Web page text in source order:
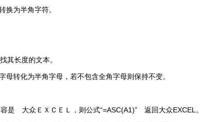
换为半角字符。
其长度的文本。
母转化为半角字母，若不包含全角字母则保持不变。
是 大众ＥＸＣＥＬ，则公式“=ASC(A1)” 返回大众EXCEL。